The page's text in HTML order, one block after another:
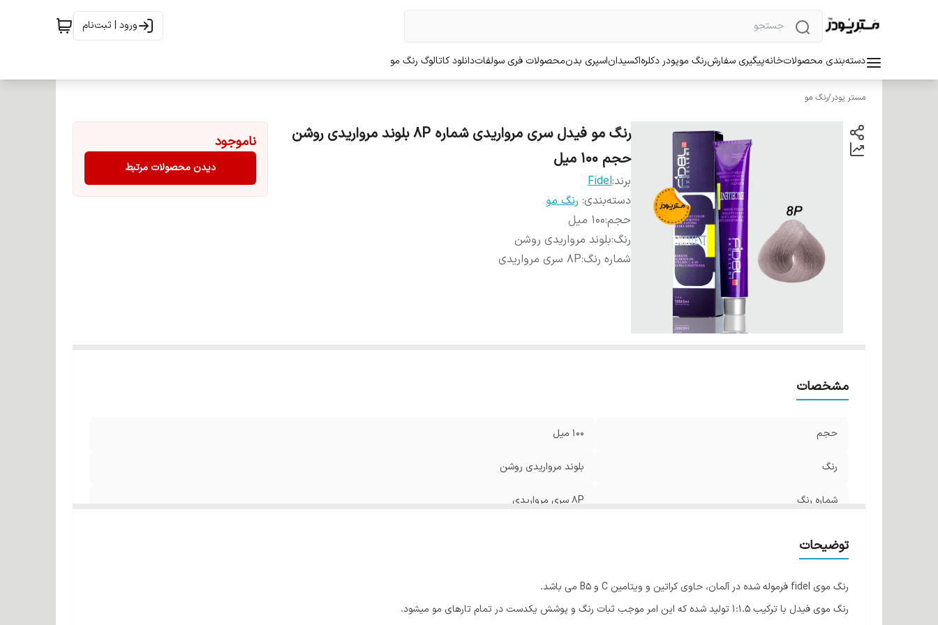
ورود | ثبت‌نام
دسته‌بندی محصولاتخانهپیگیری سفارشرنگ موپودر دکلرهاکسیداناسپری بدنمحصولات فری سولفاتدانلود کاتالوگ رنگ مو
مستر پودر/رنگ مو
رنگ مو فیدل سری مرواریدی شماره 8P بلوند مرواریدی روشن
حجم 100 میل
برند:Fidel
دسته‌بندی: رنگ مو
حجم:100 میل
رنگ:بلوند مرواریدی روشن
شماره رنگ:8P سری مرواریدی
ناموجود
دیدن محصولات مرتبط
مشخصات
حجم 100 میل
رنگ بلوند مرواریدی روشن
شماره رنگ 8P سری مرواریدی
توضیحات
رنگ موی fidel فرموله شده در آلمان، حاوی کراتین و ویتامین C و B5 می باشد.
رنگ موی فیدل با ترکیب 1:1.5 تولید شده که این امر موجب ثبات رنگ و پوشش یکدست در تمام تارهای مو میشود.